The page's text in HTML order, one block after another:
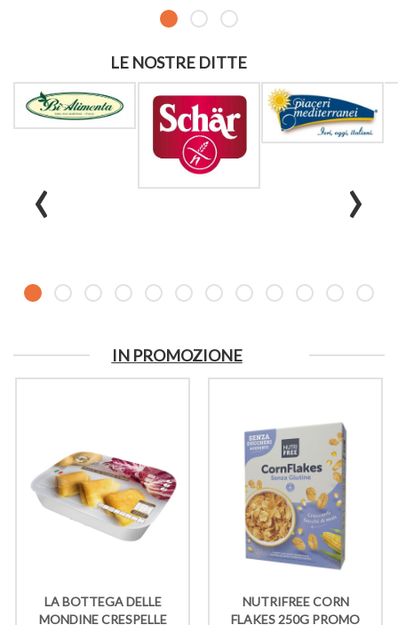
LE NOSTRE DITTE
‹ ›
IN PROMOZIONE
LA BOTTEGA DELLE
MONDINE CRESPELLE
NUTRIFREE CORN
FLAKES 250G PROMO